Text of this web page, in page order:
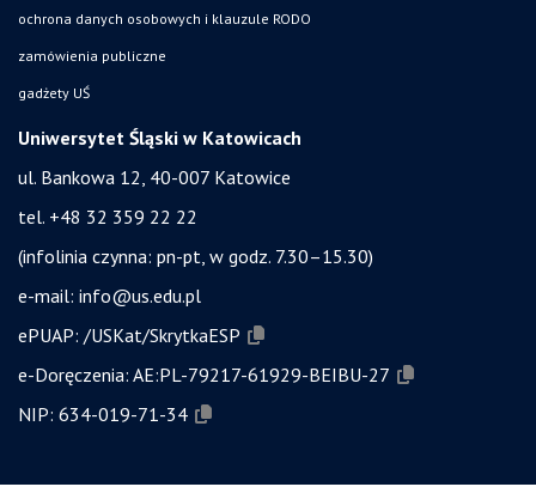
ochrona danych osobowych i klauzule RODO
zamówienia publiczne
gadżety UŚ
Uniwersytet Śląski w Katowicach
ul. Bankowa 12, 40-007 Katowice
tel. +48 32 359 22 22
(infolinia czynna: pn-pt, w godz. 7.30–15.30)
e-mail: info@us.edu.pl
ePUAP: /USKat/SkrytkaESP
e-Doręczenia: AE:PL-79217-61929-BEIBU-27
NIP: 634-019-71-34